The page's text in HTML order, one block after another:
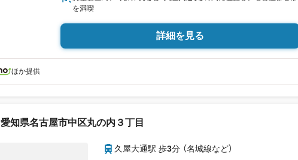
を満喫
詳細を見る
ほか提供
愛知県名古屋市中区丸の内３丁目
久屋大通駅 歩3分 （名城線など）